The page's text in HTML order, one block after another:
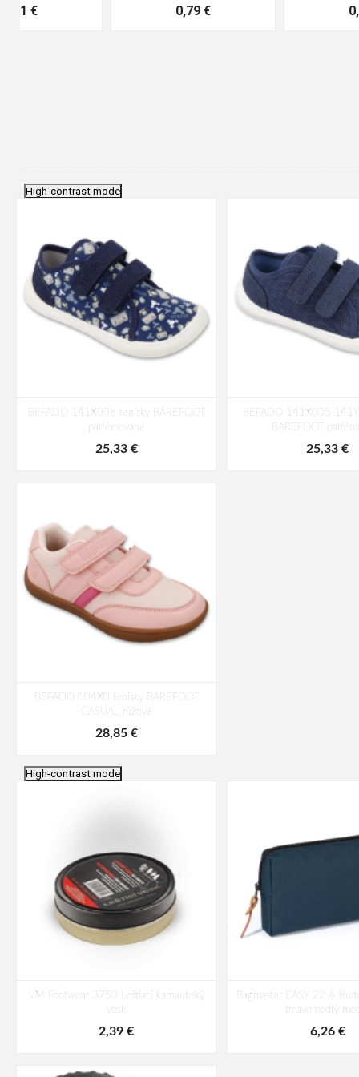
High-contrast mode
BEFADO 141X008 tenisky BAREFOOT
parfémované
25,33 €
BEFADO 141X005
BAREFOOT
25,33 €
BEFADO 004X0 tenisky BAREFOOT
CASUAL růžové
28,85 €
High-contrast mode
VM Footwear 3750 Leštiaci karnaubský
vosk
2,39 €
Bagmaster EASY 22 A
tmavomodrý
6,26 €